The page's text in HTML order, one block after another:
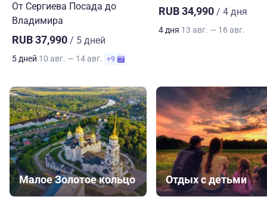
От Сергиева Посада до
Владимира
RUB 37,990 / 5 дней
5 дней 10 авг. — 14 авг. +9
RUB 34,990 / 4 дня
4 дня 13 авг. — 16 авг.
Малое Золотое кольцо Отдых с детьми